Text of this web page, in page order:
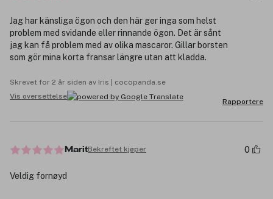
Jag har känsliga ögon och den här ger inga som helst
problem med svidande eller rinnande ögon. Det är sånt
jag kan få problem med av olika mascaror. Gillar borsten
som gör mina korta fransar längre utan att kladda.
Skrevet for 2 år siden av Iris | cocopanda.se
Vis oversettelse
Rapportere
MaritBekreftet kjøper 0
Veldig fornøyd